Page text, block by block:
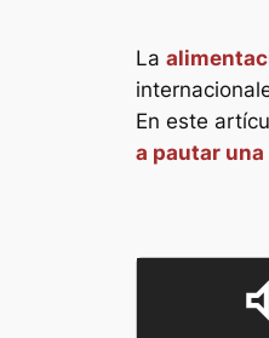
La
En este
a pautar